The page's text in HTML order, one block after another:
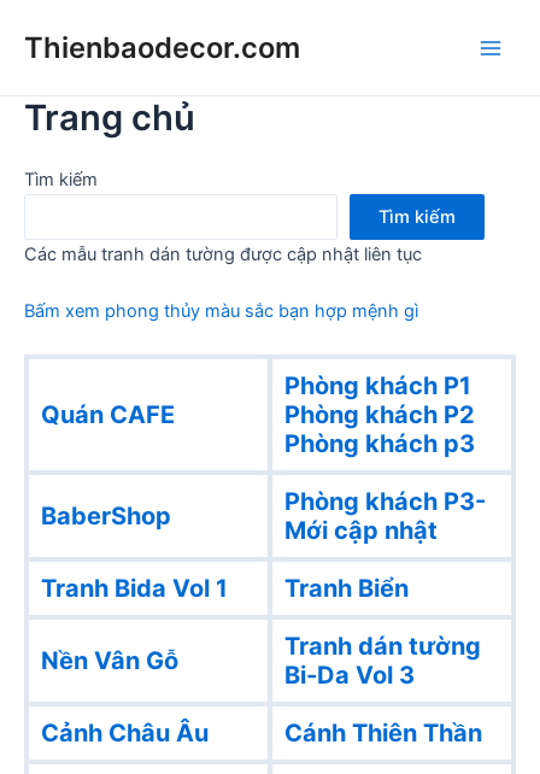
Thienbaodecor.com
Trang chủ
Tìm kiếm
Tìm kiếm
Các mẫu tranh dán tường được cập nhật liên tục
Bấm xem phong thủy màu sắc bạn hợp mệnh gì
Quán CAFE
Phòng khách P1
Phòng khách P2
Phòng khách p3
BaberShop
Phòng khách P3-
Mới cập nhật
Tranh Bida Vol 1
Tranh Biển
Nền Vân Gỗ
Tranh dán tường
Bi-Da Vol 3
Cảnh Châu Âu
Cánh Thiên Thần